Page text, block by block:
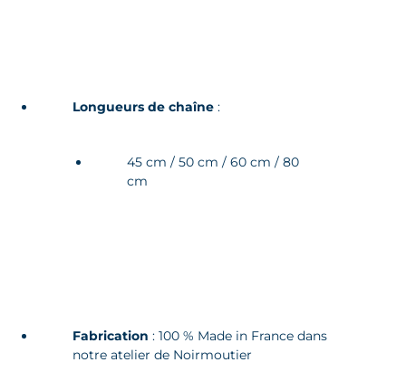
Longueurs de chaîne :
45 cm / 50 cm / 60 cm / 80
cm
Fabrication : 100 % Made in France dans
notre atelier de Noirmoutier